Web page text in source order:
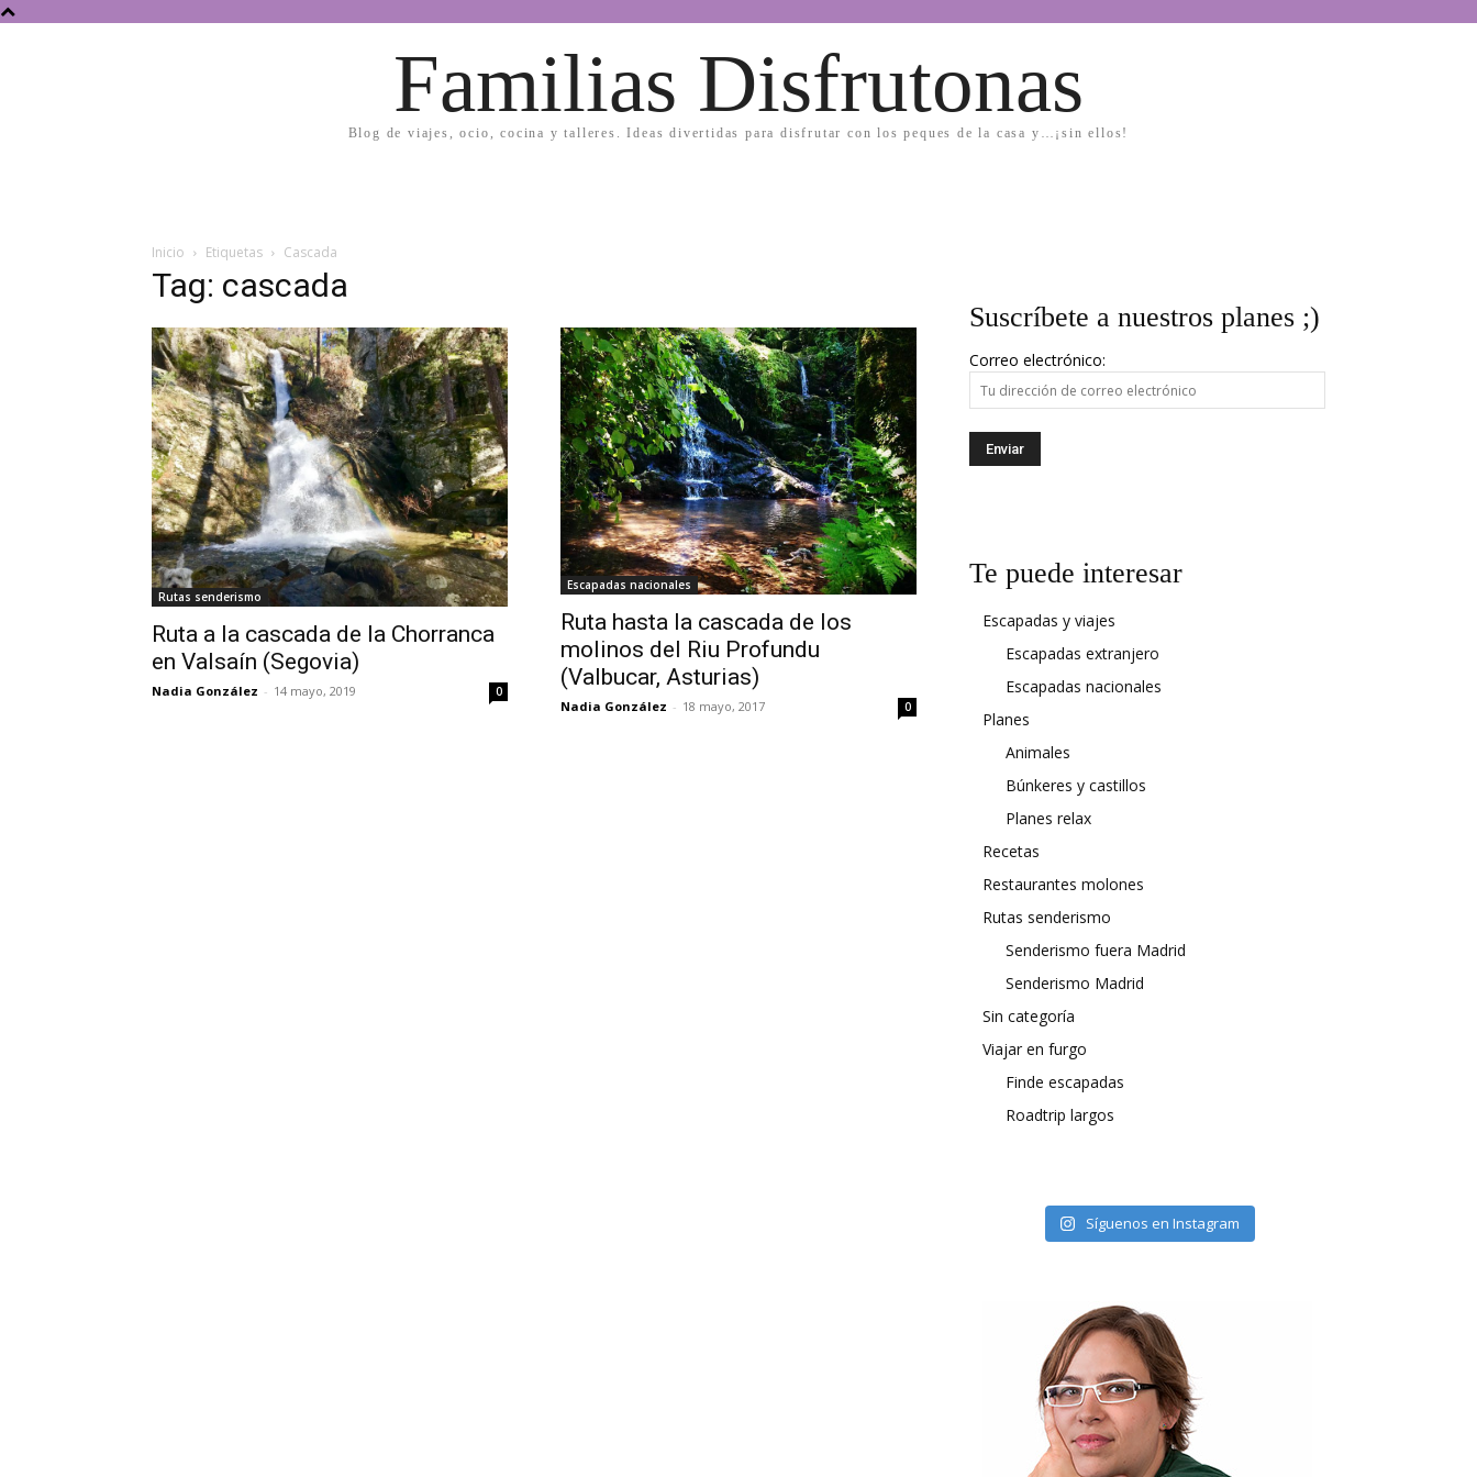
Familias Disfrutonas
Blog de viajes, ocio, cocina y talleres. Ideas divertidas para disfrutar con los peques de la casa y…¡sin ellos!
Inicio Etiquetas Cascada
Tag: cascada
Rutas senderismo
Ruta a la cascada de la Chorranca
en Valsaín (Segovia)
Nadia González - 14 mayo, 2019 0
Escapadas nacionales
Ruta hasta la cascada de los
molinos del Riu Profundu
(Valbucar, Asturias)
Nadia González - 18 mayo, 2017 0
Suscríbete a nuestros planes ;)
Correo electrónico:
Te puede interesar
Escapadas y viajes
Escapadas extranjero
Escapadas nacionales
Planes
Animales
Búnkeres y castillos
Planes relax
Recetas
Restaurantes molones
Rutas senderismo
Senderismo fuera Madrid
Senderismo Madrid
Sin categoría
Viajar en furgo
Finde escapadas
Roadtrip largos
Síguenos en Instagram